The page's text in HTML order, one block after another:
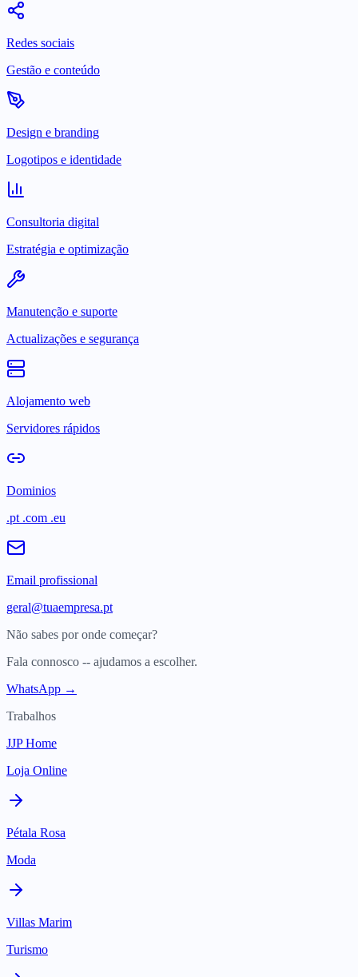
Redes sociais
Gestão e conteúdo
Design e branding
Logotipos e identidade
Consultoria digital
Estratégia e optimização
Manutenção e suporte
Actualizações e segurança
Alojamento web
Servidores rápidos
Dominios
.pt .com .eu
Email profissional
geral@tuaempresa.pt
Não sabes por onde começar?
Fala connosco -- ajudamos a escolher.
WhatsApp →
Trabalhos
JJP Home
Loja Online
Pétala Rosa
Moda
Villas Marim
Turismo